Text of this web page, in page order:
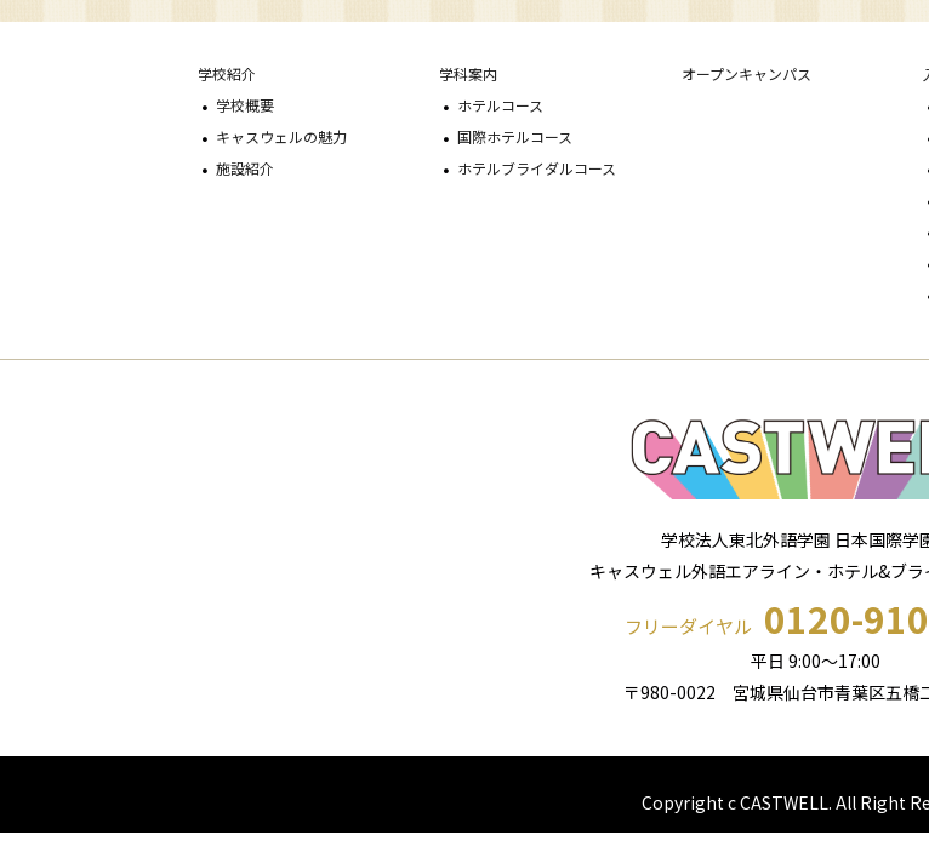
学校紹介
学校概要
キャスウェルの魅力
施設紹介
学科案内
ホテルコース
国際ホテルコース
ホテルブライダルコース
オープンキャンパス
学校法人東北外語学園 日本国際学
キャスウェル外語エアライン・ホテル&ブ
フリーダイヤル 0120-
平日 9:00～17:00
〒980-0022 宮城県仙台市青葉区五橋
Copyright c CASTWELL. All Right